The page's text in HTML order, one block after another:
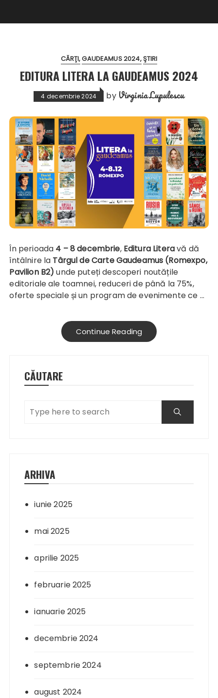
CĂRŢI GAUDEAMUS 2024 ŞTIRI
EDITURA LITERA LA GAUDEAMUS 2024
4 decembrie 2024 by Virginia Lupulescu
În perioada 4 – 8 decembrie, Editura Literavă dă
întâlnire la Târgul de Carte Gaudeamus (Romexpo,
Pavilion B2) unde puteți descoperi noutățile
editoriale ale toamnei, reduceri de până la 75%,
oferte speciale și un program de evenimente ce …
Continue Reading
CĂUTARE
ARHIVA
iunie 2025
mai 2025
aprilie 2025
februarie 2025
ianuarie 2025
decembrie 2024
septembrie 2024
august 2024